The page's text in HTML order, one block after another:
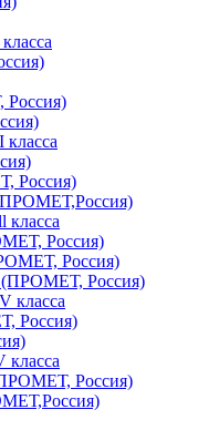
Россия)
класса
Россия)
Россия)
Россия)
класса
Россия)
класса
Россия)